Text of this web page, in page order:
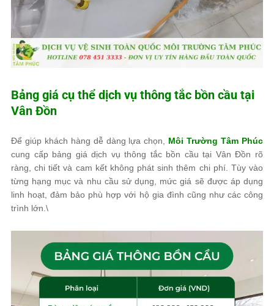
Bảng giá cụ thể dịch vụ thông tắc bồn cầu tại
Vân Đồn
Để giúp khách hàng dễ dàng lựa chọn, Môi Trường Tâm Phúc
cung cấp bảng giá dịch vụ thông tắc bồn cầu tại Vân Đồn rõ
ràng, chi tiết và cam kết không phát sinh thêm chi phí. Tùy vào
từng hạng mục và nhu cầu sử dụng, mức giá sẽ được áp dụng
linh hoạt, đảm bảo phù hợp với hộ gia đình cũng như các công
trình lớn.\